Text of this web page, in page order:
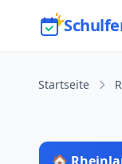
Startseite